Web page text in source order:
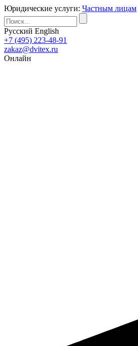
Юридические услуги: Частным лицам
Русский English
+7 (495) 223-48-91
zakaz@dvitex.ru
Онлайн